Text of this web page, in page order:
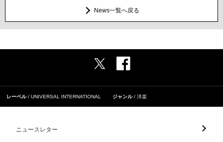
News一覧へ戻る
レーベル UNIVERSAL INTERNATIONAL ジャンル 洋楽
ニュースレター